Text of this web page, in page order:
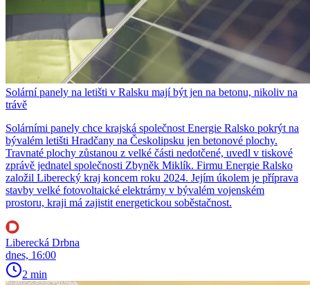
Solární panely na letišti v Ralsku mají být jen na betonu, nikoliv na
trávě
Solárními panely chce krajská společnost Energie Ralsko pokrýt na
bývalém letišti Hradčany na Českolipsku jen betonové plochy.
Travnaté plochy zůstanou z velké části nedotčené, uvedl v tiskové
zprávě jednatel společnosti Zbyněk Miklík. Firmu Energie Ralsko
založil Liberecký kraj koncem roku 2024. Jejím úkolem je příprava
stavby velké fotovoltaické elektrárny v bývalém vojenském
prostoru, kraji má zajistit energetickou soběstačnost.
Liberecká Drbna
dnes, 16:00
2 min